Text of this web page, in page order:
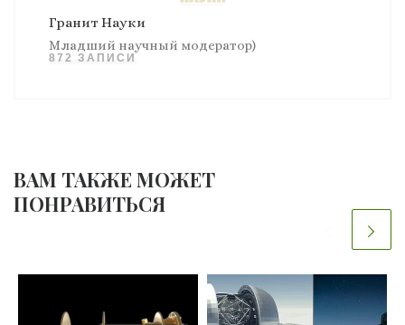
Гранит Науки
Младший научный модератор)
872 ЗАПИСИ
ВАМ ТАКЖЕ МОЖЕТ
ПОНРАВИТЬСЯ